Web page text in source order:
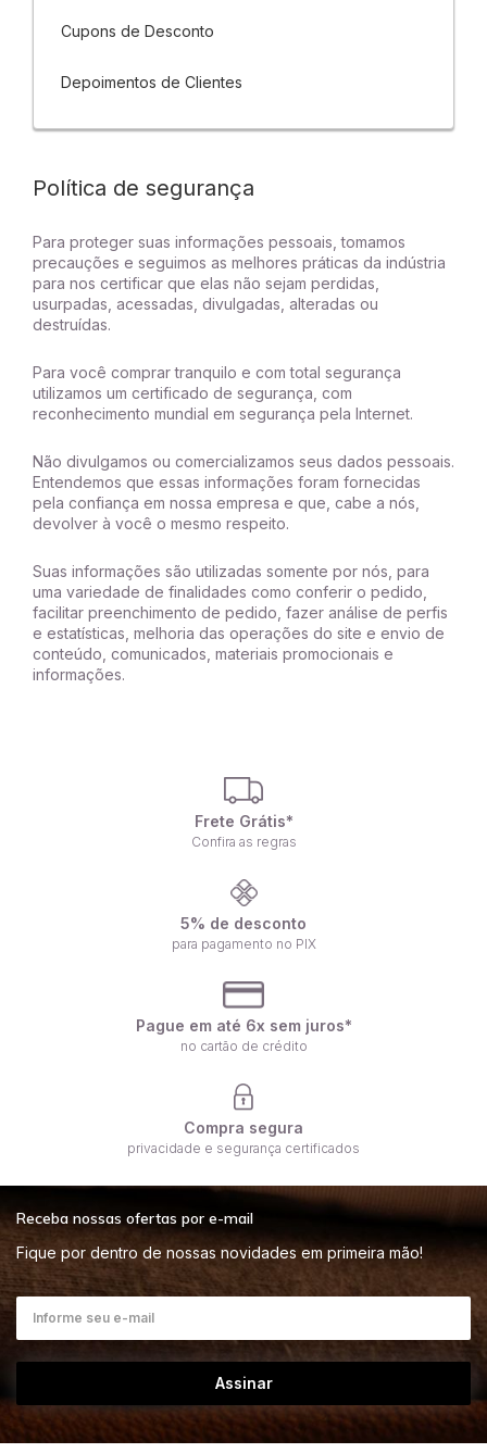
Cupons de Desconto
Depoimentos de Clientes
Política de segurança
Para proteger suas informações pessoais, tomamos
precauções e seguimos as melhores práticas da indústria
para nos certificar que elas não sejam perdidas,
usurpadas, acessadas, divulgadas, alteradas ou
destruídas.
Para você comprar tranquilo e com total segurança
utilizamos um certificado de segurança, com
reconhecimento mundial em segurança pela Internet.
Não divulgamos ou comercializamos seus dados pessoais.
Entendemos que essas informações foram fornecidas
pela confiança em nossa empresa e que, cabe a nós,
devolver à você o mesmo respeito.
Suas informações são utilizadas somente por nós, para
uma variedade de finalidades como conferir o pedido,
facilitar preenchimento de pedido, fazer análise de perfis
e estatísticas, melhoria das operações do site e envio de
conteúdo, comunicados, materiais promocionais e
informações.
Frete Grátis*
Confira as regras
5% de desconto
para pagamento no PIX
Pague em até 6x sem juros*
no cartão de crédito
Compra segura
privacidade e segurança certificados
Receba nossas ofertas por e-mail
Fique por dentro de nossas novidades em primeira mão!
Assinar